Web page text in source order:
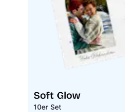
Soft Glow
10er Set